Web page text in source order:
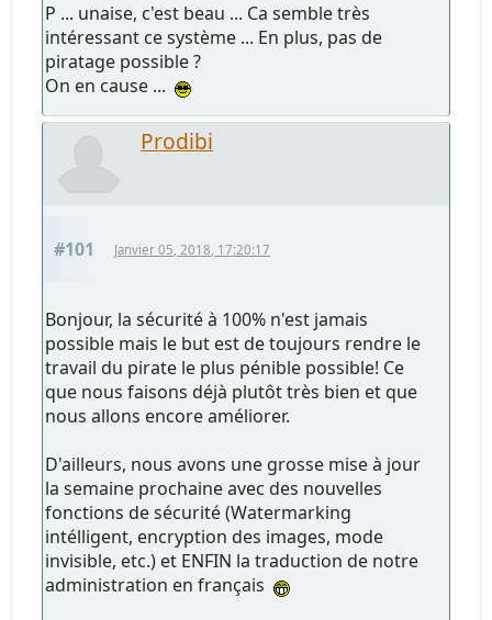
P ... unaise, c'est beau ... Ca semble très
intéressant ce système ... En plus, pas de
piratage possible ?
On en cause ...
Prodibi
#101 Janvier 05, 2018, 17:20:17
Bonjour, la sécurité à 100% n'est jamais
possible mais le but est de toujours rendre le
travail du pirate le plus pénible possible! Ce
que nous faisons déjà plutôt très bien et que
nous allons encore améliorer.
D'ailleurs, nous avons une grosse mise à jour
la semaine prochaine avec des nouvelles
fonctions de sécurité (Watermarking
intélligent, encryption des images, mode
invisible, etc.) et ENFIN la traduction de notre
administration en français